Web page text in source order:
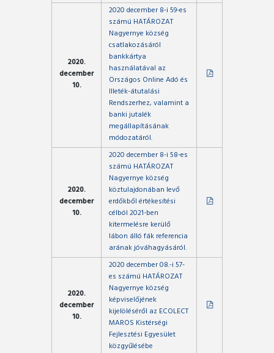
2020.
december
10.
2020 december 8-i 59-es
számú HATÁROZAT
Nagyernye község
csatlakozásáról
bankkártya
használatával az
Országos Online Adó és
Illeték-átutalási
Rendszerhez, valamint a
banki jutalék
megállapításának
módozatáról.
2020.
december
10.
2020 december 8-i 58-es
számú HATÁROZAT
Nagyernye község
köztulajdonában levő
erdőkből értékesítési
célból 2021-ben
kitermelésre kerülő
lábon álló fák referencia
arának jóváhagyásáról.
2020.
december
10.
2020 december 08.-i 57-
es számú HATÁROZAT
Nagyernye község
képviselőjének
kijelöléséről az ECOLECT
MAROS Kistérségi
Fejlesztési Egyesület
közgyűlésébe